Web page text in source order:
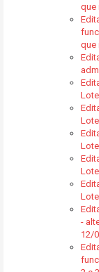
que
que
-
12/